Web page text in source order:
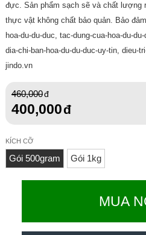
đực. Sản phẩm sạch sẽ và chất lượng
thực vật không chất bảo quản. Bảo
hoa-du-du-duc, tac-dung-cua-hoa-du-
dia-chi-ban-hoa-du-du-duc-uy-tin, dieu-
jindo.vn
460,000
400,000
KÍCH CỠ
Gói 500gram Gói 1kg
MUA